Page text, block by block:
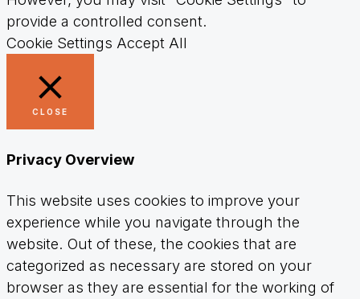
provide a controlled consent.
Cookie Settings Accept All
CLOSE
Privacy Overview
This website uses cookies to improve your
experience while you navigate through the
website. Out of these, the cookies that are
categorized as necessary are stored on your
browser as they are essential for the working of